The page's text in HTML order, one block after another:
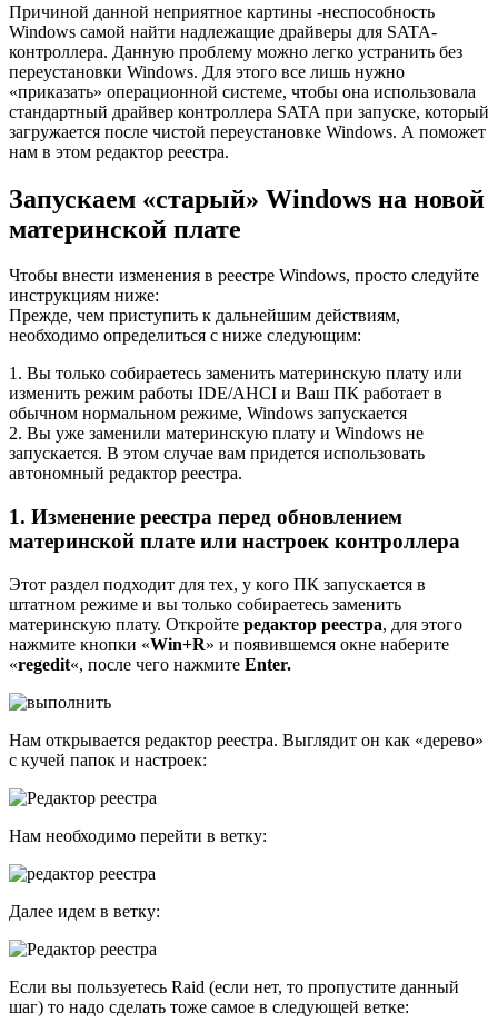
Причиной данной неприятное картины -неспособность
Windows самой найти надлежащие драйверы для SATA-
контроллера. Данную проблему можно легко устранить без
переустановки Windows. Для этого все лишь нужно
«приказать» операционной системе, чтобы она использовала
стандартный драйвер контроллера SATA при запуске, который
загружается после чистой переустановке Windows. А поможет
нам в этом редактор реестра.
Запускаем «старый» Windows на новой
материнской плате
Чтобы внести изменения в реестре Windows, просто следуйте
инструкциям ниже:
Прежде, чем приступить к дальнейшим действиям,
необходимо определиться с ниже следующим:
1. Вы только собираетесь заменить материнскую плату или
изменить режим работы IDE/AHCI и Ваш ПК работает в
обычном нормальном режиме, Windows запускается
2. Вы уже заменили материнскую плату и Windows не
запускается. В этом случае вам придется использовать
автономный редактор реестра.
1. Изменение реестра перед обновлением
материнской плате или настроек контроллера
Этот раздел подходит для тех, у кого ПК запускается в
штатном режиме и вы только собираетесь заменить
материнскую плату. Откройте редактор реестра, для этого
нажмите кнопки «Win+R» и появившемся окне наберите
«regedit«, после чего нажмите Enter.
Нам открывается редактор реестра. Выглядит он как «дерево»
с кучей папок и настроек:
Нам необходимо перейти в ветку:
Далее идем в ветку:
Если вы пользуетесь Raid (если нет, то пропустите данный
шаг) то надо сделать тоже самое в следующей ветке: